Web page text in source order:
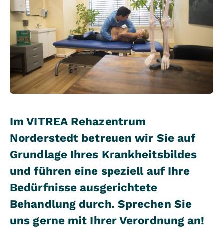
Im VITREA Rehazentrum
Norderstedt betreuen wir Sie auf
Grundlage Ihres Krankheitsbildes
und führen eine speziell auf Ihre
Bedürfnisse ausgerichtete
Behandlung durch. Sprechen Sie
uns gerne mit Ihrer Verordnung an!